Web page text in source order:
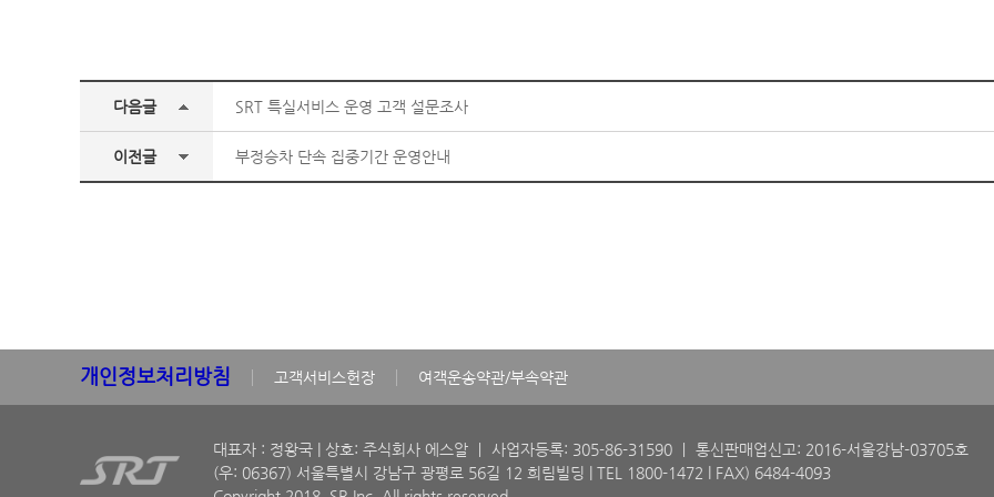
다음글 SRT 특실서비스 운영 고객 설문조사
이전글 부정승차 단속 집중기간 운영안내
개인정보처리방침 고객서비스헌장 여객운송약관/부속약관
대표자 : 정왕국 | 상호: 주식회사 에스알 ㅣ 사업자등록: 305-86-31590
ㅣ 통신판매업신고: 2016-서울강남-03705호
(우: 06367) 서울특별시 강남구 광평로 56길 12 희림빌딩 | TEL 1800-1472 l FAX) 6484-4093